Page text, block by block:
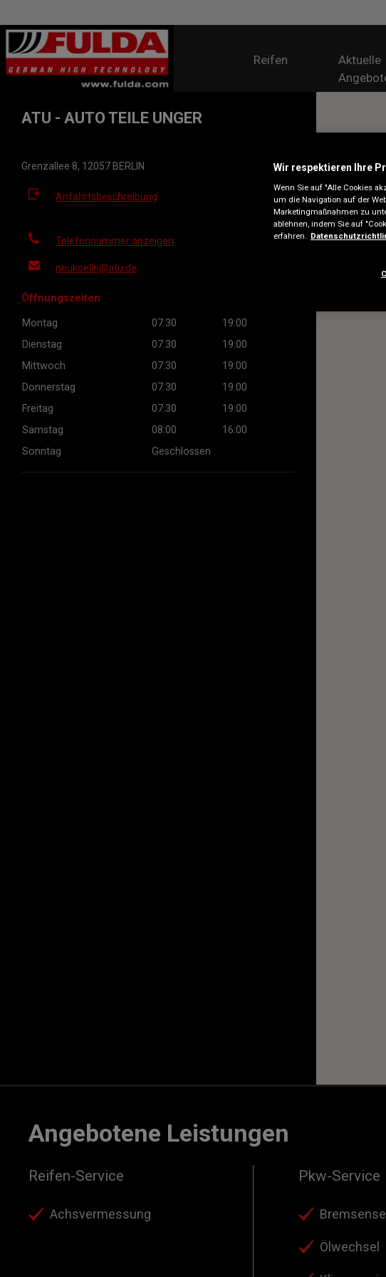
Reifen
Aktuelle
ATU - AUTO TEILE UNGER
Grenzallee 8, 12057 BERLIN
Anfahrtsbeschreibung
Telefonnummer anzeigen
neukoelln@atu.de
Öffnungszeiten
Montag 07:30
19:00
Dienstag
07:30
19:00
Mittwoch
07:30
19:00
Donnerstag
07:30
19:00
Freitag
07:30
19:00
Samstag
08:00
16:00
Sonntag
Geschlossen
Angebotene Leistungen
Reifen-Service
Achsvermessung
Pkw-Service
Ölwechsel
Wir respektieren Ihre
Wenn Sie auf "Alle Cookies
um die Navigation auf der
Marketingmaßnahmen zu
ablehnen, indem Sie auf
erfahren.